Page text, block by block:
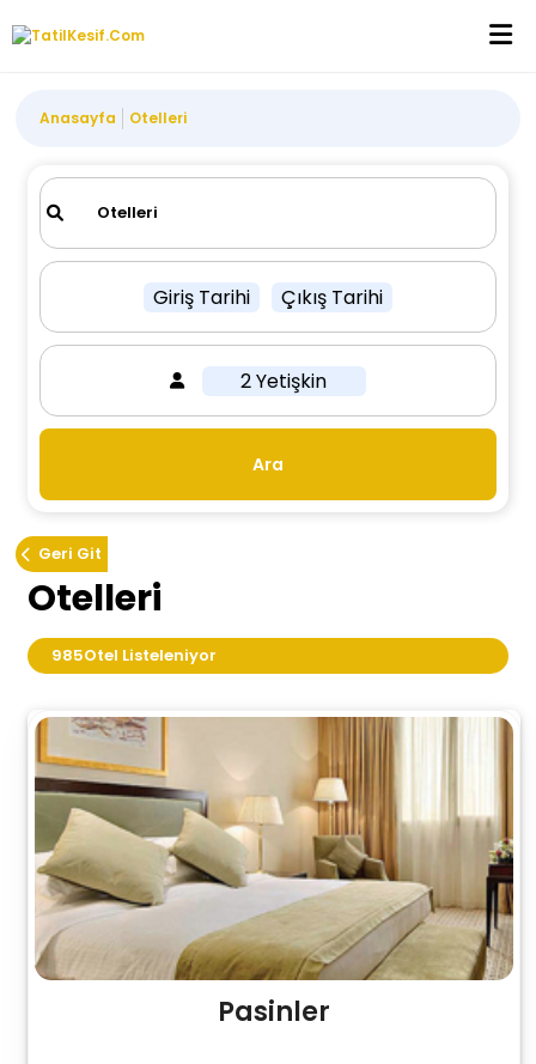
Anasayfa Otelleri
Giriş Tarihi Çıkış Tarihi
2 Yetişkin
Ara
Geri Git
Otelleri
985Otel Listeleniyor
Pasinler